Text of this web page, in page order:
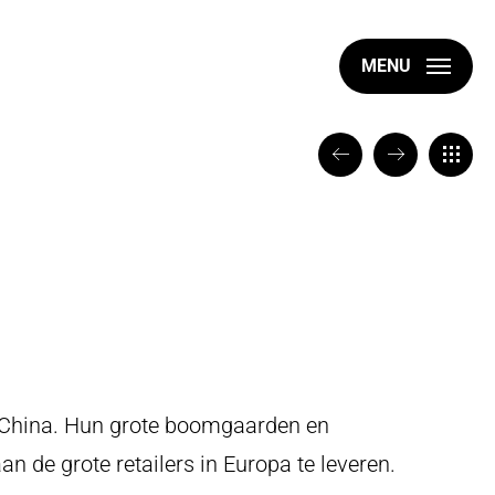
MENU
VORIGEVOLGENDE
Hun grote boomgaarden en
de grote retailers in Europa te leveren.